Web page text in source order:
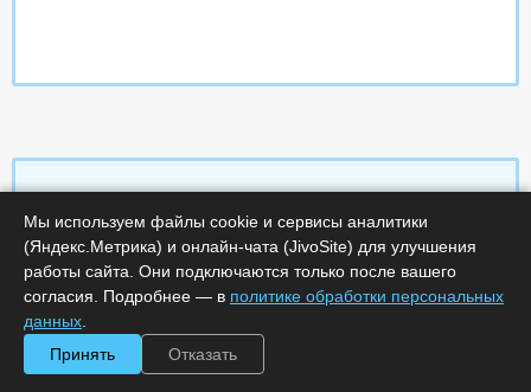
Характеристики
Срок поставки, дней :14
Код :
0000-369621
Артикул :181
Мы используем файлы cookie и сервисы аналитики
(Яндекс.Метрика) и онлайн-чата (JivoSite) для улучшения
работы сайта. Они подключаются только после вашего
согласия. Подробнее — в политике обработки персональных
данных
Принять
Отказать